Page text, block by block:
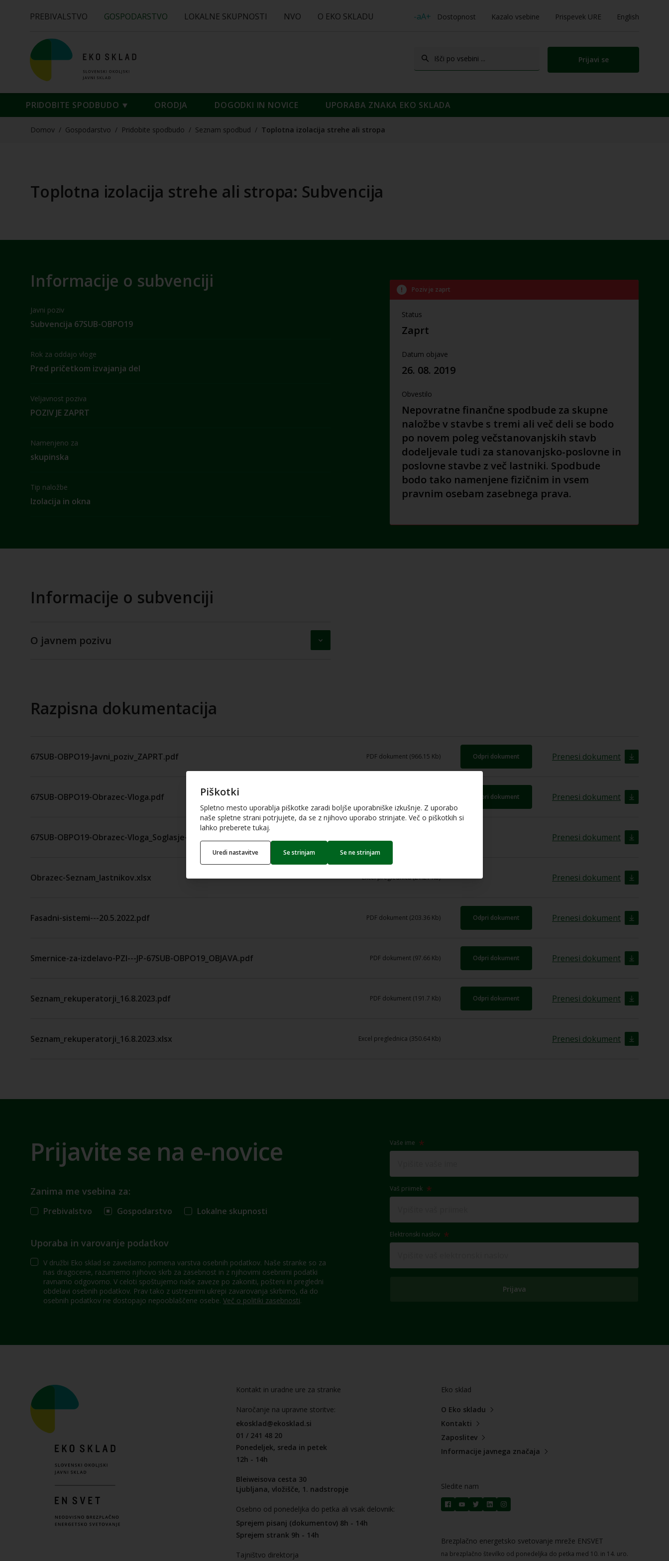
PREBIVALSTVO GOSPODARSTVO LOKALNE SKUPNOSTI NVO O EKO SKLADU -aA+ Dostopnost Kazalo vsebine Prispevek URE English
Prijavi se
PRIDOBITE SPODBUDO ORODJA DOGODKI IN NOVICE UPORABA ZNAKA EKO SKLADA
Domov / Gospodarstvo / Pridobite spodbudo / Seznam spodbud / Toplotna izolacija strehe ali stropa
Toplotna izolacija strehe ali stropa: Subvencija
Informacije o subvenciji
Javni poziv
Subvencija 67SUB-OBPO19
Rok za oddajo vloge
Pred pričetkom izvajanja del
Veljavnost poziva
POZIV JE ZAPRT
Namenjeno za
skupinska
Tip naložbe
Izolacija in okna
Informacije o subvenciji
O javnem pozivu
Poziv je zaprt
Status
Zaprt
Datum objave
26. 08. 2019
Obvestilo
Nepovratne finančne spodbude za skupne
naložbe v stavbe s tremi ali več deli se bodo
po novem poleg večstanovanjskih stavb
dodeljevale tudi za stanovanjsko-poslovne in
poslovne stavbe z več lastniki. Spodbude
bodo tako namenjene fizičnim in vsem
pravnim osebam zasebnega prava.
Razpisna dokumentacija
67SUB-OBPO19-Javni_poziv_ZAPRT.pdf PDF dokument (966.15 Kb) Odpri dokument Prenesi dokument
67SUB-OBPO19-Obrazec-Vloga.pdf Odpri dokument Prenesi dokument
67SUB-OBPO19-Obrazec-Vloga_Soglasje-in-pooblastilo.docx Prenesi dokument
Obrazec-Seznam_lastnikov.xlsx Excel preglednica (21.21 Kb) Prenesi dokument
Fasadni-sistemi---20.5.2022.pdf PDF dokument (203.36 Kb) Odpri dokument Prenesi dokument
Smernice-za-izdelavo-PZI---JP-67SUB-OBPO19_OBJAVA.pdf PDF dokument (97.66 Kb) Odpri dokument Prenesi dokument
Seznam_rekuperatorji_16.8.2023.pdf PDF dokument (191.7 Kb) Odpri dokument Prenesi dokument
Seznam_rekuperatorji_16.8.2023.xlsx Excel preglednica (350.64 Kb) Prenesi dokument
Prijavite se na e-novice
Zanima me vsebina za:
Prebivalstvo Gospodarstvo Lokalne skupnosti
Uporaba in varovanje podatkov
V družbi Eko sklad se zavedamo pomena varstva osebnih podatkov. Naše stranke so za
nas dragocene, razumemo njihovo skrb za zasebnost in z njihovimi osebnimi podatki
ravnamo odgovorno. V celoti spoštujemo naše zaveze po zakoniti, pošteni in pregledni
obdelavi osebnih podatkov. Prav tako z ustreznimi ukrepi zavarovanja skrbimo, da do
osebnih podatkov ne dostopajo nepooblaščene osebe. Več o politiki zasebnosti.
Vaše ime
Vaš priimek
Elektronski naslov
Prijava
Kontakt in uradne ure za stranke
Naročanje na upravne storitve:
ekosklad@ekosklad.si
01 / 241 48 20
Ponedeljek, sreda in petek
12h - 14h
Bleiweisova cesta 30
Ljubljana, vložišče, 1. nadstropje
Osebno od ponedeljka do petka ali vsak delovnik:
Sprejem pisanj (dokumentov) 8h - 14h
Sprejem strank 9h - 14h
Tajništvo direktorja
Eko sklad
O Eko skladu
Kontakti
Zaposlitev
Informacije javnega značaja
Sledite nam
Brezplačno energetsko svetovanje mreže ENSVET
na brezplačno številko od ponedeljka do petka med 10. in 14. uro.
Piškotki
Spletno mesto uporablja piškotke zaradi boljše uporabniške izkušnje. Z uporabo
naše spletne strani potrjujete, da se z njihovo uporabo strinjate. Več o piškotkih si
lahko preberete tukaj.
Uredi nastavitve Se strinjam Se ne strinjam